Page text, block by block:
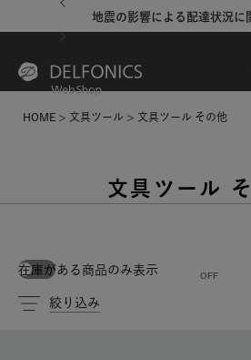
地震の影響による配達状況に
HOME 文具ツール 文具ツール その他
文具ツール
在庫がある商品のみ表示
絞り込み